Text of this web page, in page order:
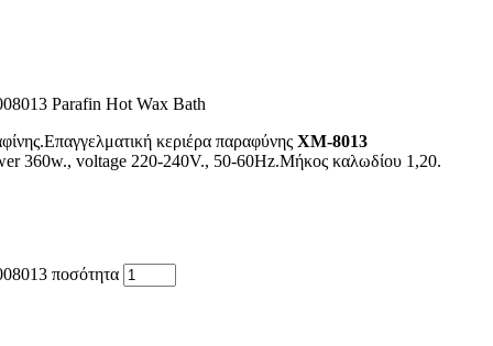
Parafin Hot Wax Bath
κεριέρα παραφύνης ΧΜ-8013
360w., voltage 220-240V., 50-60Hz.Μήκος καλωδίου 1,20.
ποσότητα